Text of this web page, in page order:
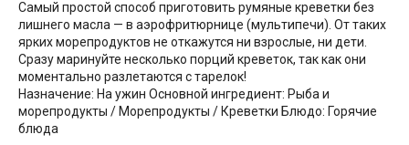
Самый простой способ приготовить румяные креветки без
лишнего масла — в аэрофритюрнице (мультипечи). От таких
ярких морепродуктов не откажутся ни взрослые, ни дети.
Сразу маринуйте несколько порций креветок, так как они
моментально разлетаются с тарелок!
Назначение: На ужин Основной ингредиент: Рыба и
морепродукты / Морепродукты / Креветки Блюдо: Горячие
блюда